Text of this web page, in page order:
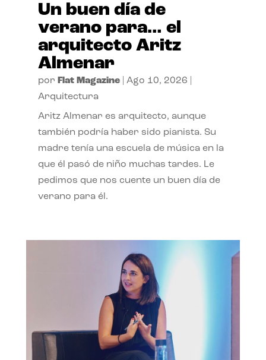
Un buen día de
verano para… el
arquitecto Aritz
Almenar
por Flat Magazine| Ago 10, 2026
Arquitectura
Aritz Almenar es arquitecto, aunque
también podría haber sido pianista. Su
madre tenía una escuela de música en la
que él pasó de niño muchas tardes. Le
pedimos que nos cuente un buen día de
verano para él.